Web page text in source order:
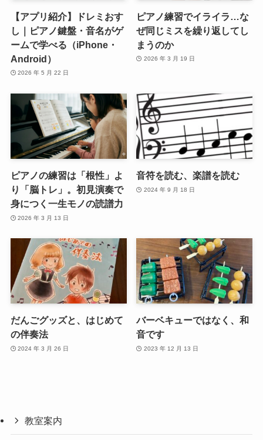
【アプリ紹介】ドレミおす
し｜ピアノ鍵盤・音名がゲ
ームで学べる（iPhone・
Android）
2026 年 5 月 22 日
ピアノ練習でイライラ…な
ぜ同じミスを繰り返してし
まうのか
2026 年 3 月 19 日
ピアノの練習は「根性」よ
り「脳トレ」。初見演奏で
身につく一生モノの読譜力
2026 年 3 月 13 日
音符を読む、楽譜を読む
2024 年 9 月 18 日
だんごグッズと、はじめて
の伴奏法
2024 年 3 月 26 日
バーベキューではなく、和
音です
2023 年 12 月 13 日
教室案内